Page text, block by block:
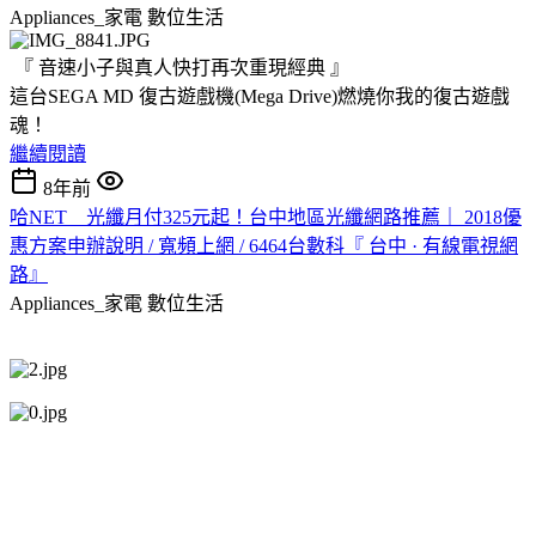
Appliances_家電 數位生活
​​ 『 音速小子與真人快打再次重現經典 』
這台SEGA MD 復古遊戲機(Mega Drive)燃燒你我的復古遊戲
魂！
繼續閱讀
8年前
哈NET__光纖月付325元起！台中地區光纖網路推薦｜ 2018優
惠方案申辦說明 / 寬頻上網 / 6464台數科『 台中 · 有線電視網
路』
Appliances_家電 數位生活